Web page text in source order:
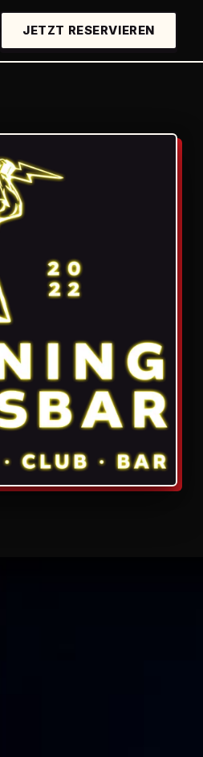
JETZT RESERVIEREN